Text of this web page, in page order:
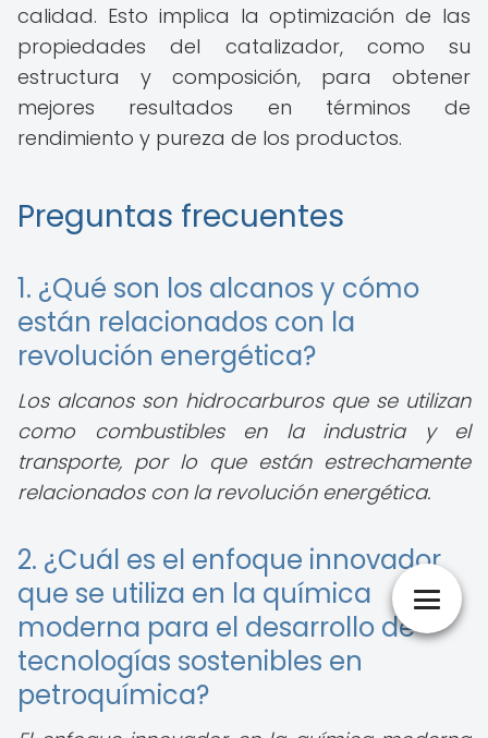
calidad. Esto implica la optimización de las
propiedades del catalizador, como su
estructura y composición, para obtener
mejores resultados en términos de
rendimiento y pureza de los productos.
Preguntas frecuentes
1. ¿Qué son los alcanos y cómo
están relacionados con la
revolución energética?
Los alcanos son hidrocarburos que se utilizan
como combustibles en la industria y el
transporte, por lo que están estrechamente
relacionados con la revolución energética.
2. ¿Cuál es el enfoque innovador
que se utiliza en la química
moderna para el desarrollo de
tecnologías sostenibles en
petroquímica?